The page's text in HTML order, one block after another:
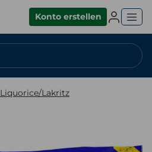
Konto erstellen
Liquorice/Lakritz